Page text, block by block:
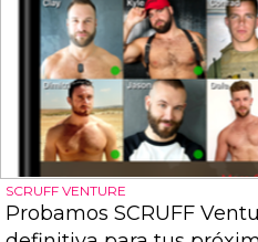
SCRUFF VENTURE
Probamos SCRUFF